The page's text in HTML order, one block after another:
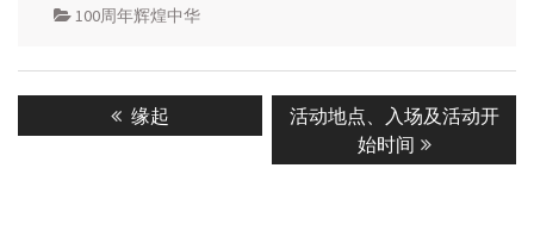
100周年辉煌中华
Post
navigation Previous
post:
缘起
Next
活动地点、入场及活动开
始时间